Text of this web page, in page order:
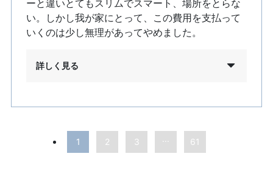
ーと違いとてもスリムでスマート、場所をとらな
い。しかし我が家にとって、この費用を支払って
いくのは少し無理があってやめました。
詳しく見る
1 2 3 61